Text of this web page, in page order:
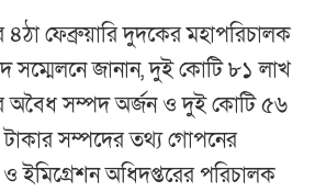
ফেব্রুয়ারি দুদকের মহাপরিচালক
সম্মেলনে জানান, দুই কোটি ৮১ লাখ
অবৈধ সম্পদ অর্জন ও দুই কোটি ৫৬
সম্পদের তথ্য গোপনের
ইমিগ্রেশন অধিদপ্তরের পরিচালক